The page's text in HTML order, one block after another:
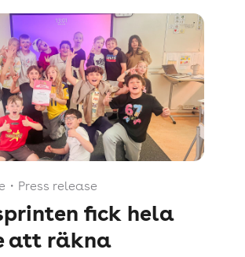
・ Press release
fick hela
att räkna